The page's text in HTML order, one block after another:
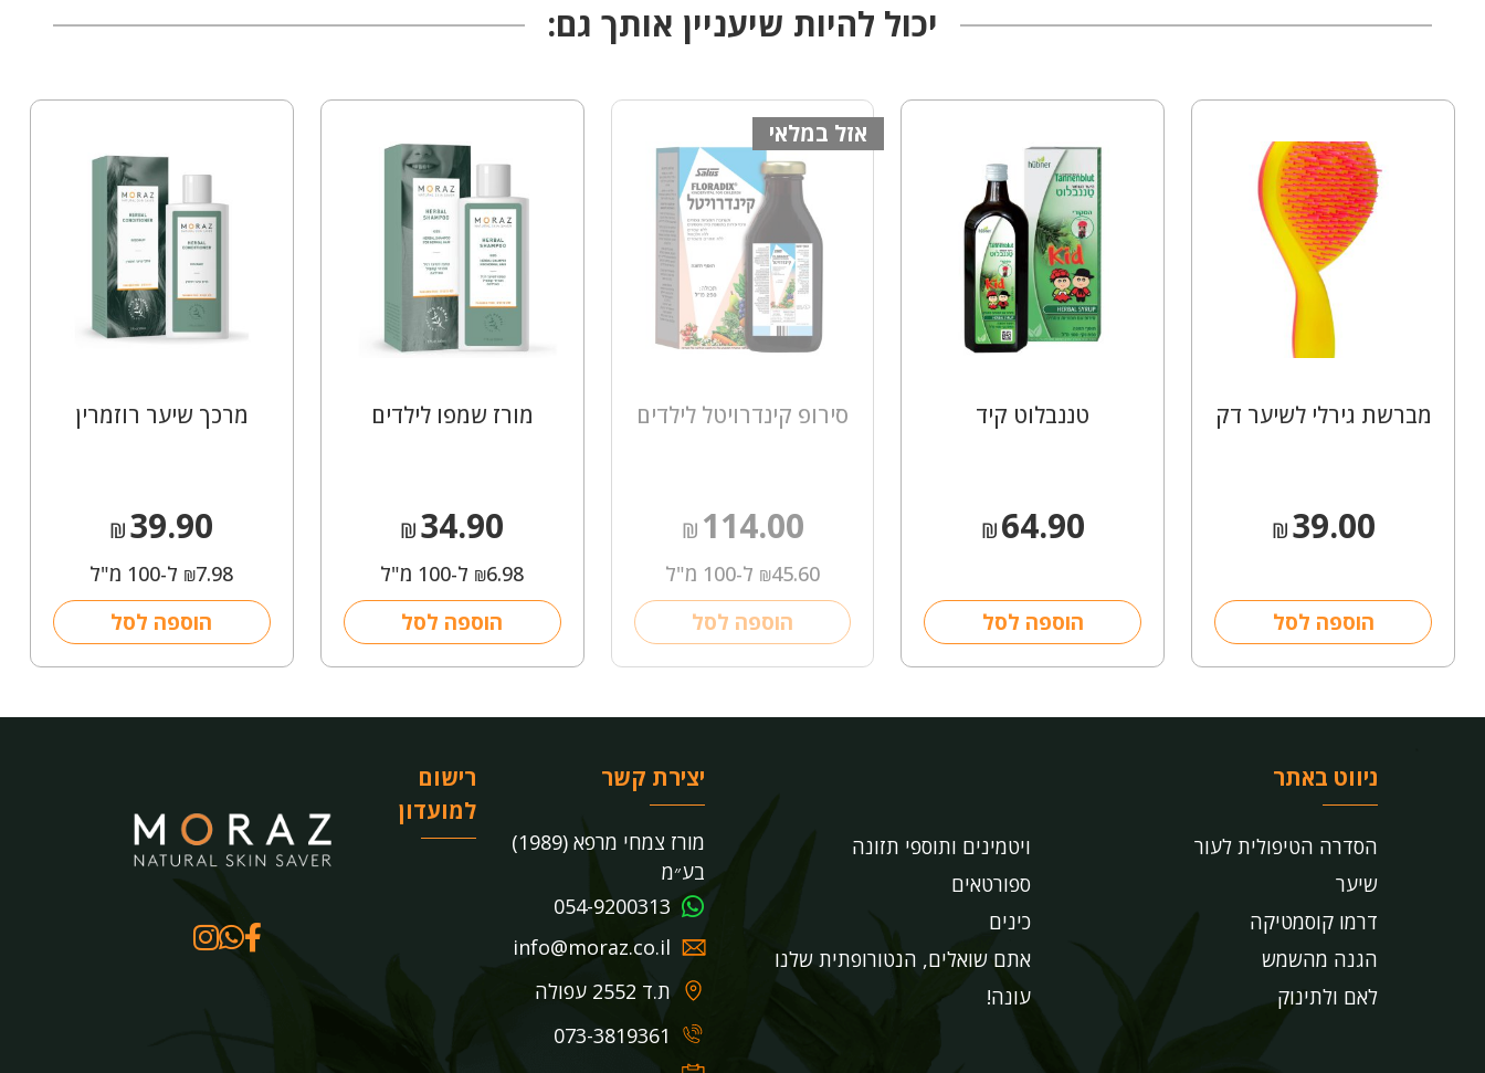
יכול להיות שיעניין אותך גם:
מברשת גירלי לשיער דק
₪39.00
הוספה לסל
טננבלוט קיד
₪64.90
הוספה לסל
אזל במלאי
סירופ קינדרויטל לילדים
₪ 114.00
₪45.60 ל-100 מ"ל
הוספה לסל
מורז שמפו לילדים
₪34.90
₪6.98 ל-100 מ"ל
הוספה לסל
מרכך שיער רוזמרין
₪39.90
₪7.98 ל-100 מ"ל
הוספה לסל
ניווט באתר
הסדרה הטיפולית לעור
שיער
דרמו קוסמטיקה
הגנה מהשמש
לאם ולתינוק
ויטמינים ותוספי תזונה
ספורטאים
כינים
אתם שואלים, הנטורופתית שלנו
עונה!
יצירת קשר
מורז צמחי מרפא (1989)
בע״מ
054-9200313
info@moraz.co.il
ת.ד 2552 עפולה
073-3819361
רישום
למועדון